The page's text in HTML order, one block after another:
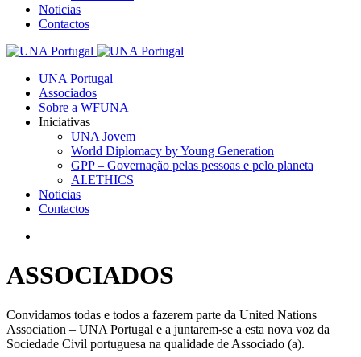
Noticias
Contactos
UNA Portugal
Associados
Sobre a WFUNA
Iniciativas
UNA Jovem
World Diplomacy by Young Generation
GPP – Governação pelas pessoas e pelo planeta
AI.ETHICS
Noticias
Contactos
ASSOCIADOS
Convidamos todas e todos a fazerem parte da United Nations
Association – UNA Portugal e a juntarem-se a esta nova voz da
Sociedade Civil portuguesa na qualidade de Associado (a).